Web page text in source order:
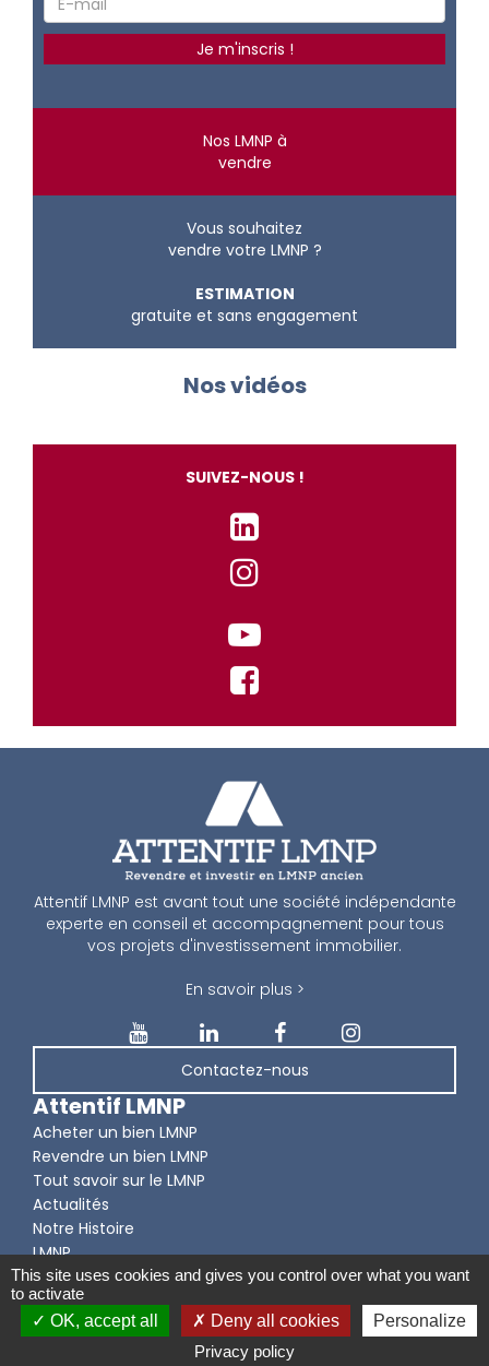
Nos LMNP à
vendre
Vous souhaitez
vendre votre LMNP ?
ESTIMATION
gratuite et sans engagement
Nos vidéos
SUIVEZ-NOUS !
Attentif LMNP est avant tout une société indépendante
experte en conseil et accompagnement pour tous
vos projets d'investissement immobilier.
En savoir plus >
Contactez-nous
Attentif LMNP
Acheter un bien LMNP
Revendre un bien LMNP
Tout savoir sur le LMNP
Actualités
Notre Histoire
LMNP
© Attentif LMNP 2026 -
Mentions légales, Données personnelles
et Barème d'honoraires
This site uses cookies and gives you control over what you want
to activate
OK, accept all
Deny all cookies
Personalize
Privacy policy